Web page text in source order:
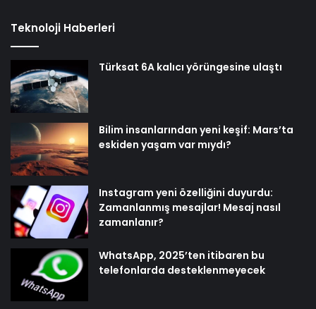
Teknoloji Haberleri
Türksat 6A kalıcı yörüngesine ulaştı
Bilim insanlarından yeni keşif: Mars’ta
eskiden yaşam var mıydı?
Instagram yeni özelliğini duyurdu:
Zamanlanmış mesajlar! Mesaj nasıl
zamanlanır?
WhatsApp, 2025’ten itibaren bu
telefonlarda desteklenmeyecek